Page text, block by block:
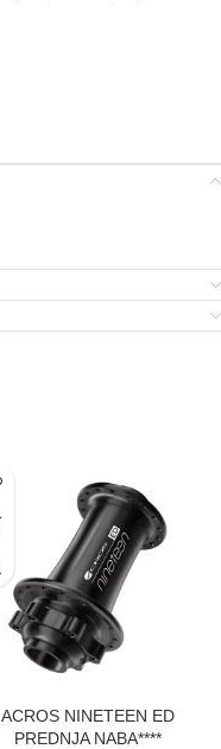
ACROS NINETEEN ED
PREDNJA NABA****